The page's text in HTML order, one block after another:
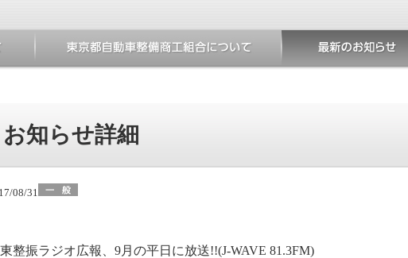
お知らせ詳細
08/31
東整振ラジオ広報、9月の平日に放送!!(J-WAVE 81.3FM)